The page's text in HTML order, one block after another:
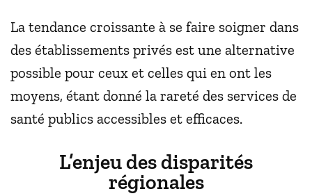
La tendance croissante à se faire soigner dans
des établissements privés est une alternative
possible pour ceux et celles qui en ont les
moyens, étant donné la rareté des services de
santé publics accessibles et efficaces.
L’enjeu des disparités
régionales